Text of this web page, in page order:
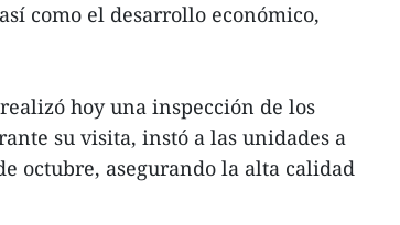
como el desarrollo económico,
hoy una inspección de los
su visita, instó a las unidades a
octubre, asegurando la alta calidad